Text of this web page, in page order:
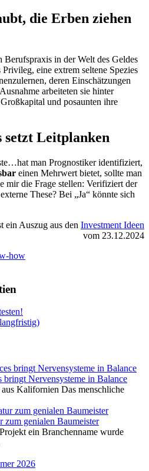
die Erben ziehen
in der Welt des Geldes
eine extrem seltene Spezies
deren Einschätzungen
arbeiteten sie hinter
und posaunten ihre
setzt Leitplanken
man Prognostiker identifiziert,
einen Mehrwert bietet, sollte man
mir die Frage stellen: Verifiziert der
These? Bei „Ja“ könnte sich
ein Auszug aus den Investment Ideen
vom 23.12.2024
how
bringt Nervensysteme in Balance
Kalifornien Das menschliche
zum genialen Baumeister
ein Branchenname wurde
2026